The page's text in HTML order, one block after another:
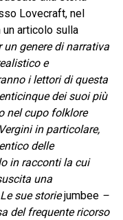
Lovecraft, nel
articolo sulla
un genere di narrativa
e
i lettori di questa
dei suoi più
nel cupo folklore
in particolare,
delle
in racconti la cui
una
sue storiejumbee–
del frequente ricorso